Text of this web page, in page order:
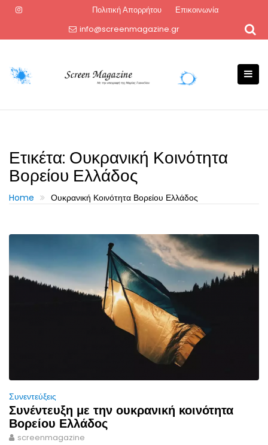
Πολιτική Απορρήτου
Επικοινωνία
info@screenmagazine.gr
Ετικέτα: Ουκρανική Κοινότητα
Βορείου Ελλάδος
Home Ουκρανική Κοινότητα Βορείου Ελλάδος
Συνεντεύξεις
Συνέντευξη με την ουκρανική κοινότητα
Βορείου Ελλάδος
screenmagazine